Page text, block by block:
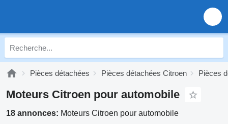
Pièces détachées Pièces détachées Citroen Pièces
Moteurs Citroen pour automobile
18 annonces: Moteurs Citroen pour automobile